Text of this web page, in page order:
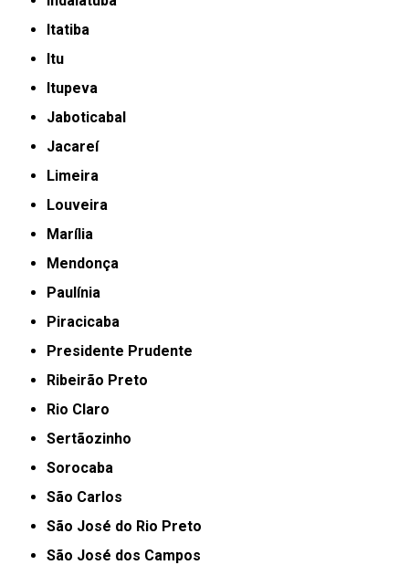
Itatiba
Itu
Itupeva
Jaboticabal
Jacareí
Limeira
Louveira
Marília
Mendonça
Paulínia
Piracicaba
Presidente Prudente
Ribeirão Preto
Rio Claro
Sertãozinho
Sorocaba
São Carlos
São José do Rio Preto
São José dos Campos